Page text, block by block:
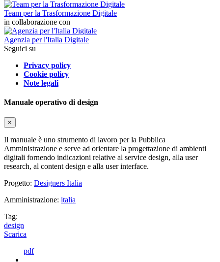
Team per la Trasformazione Digitale
in collaborazione con
Agenzia per l'Italia Digitale
Seguici su
Privacy policy
Cookie policy
Note legali
Manuale operativo di design
×
Il manuale è uno strumento di lavoro per la Pubblica
Amministrazione e serve ad orientare la progettazione di ambienti
digitali fornendo indicazioni relative al service design, alla user
research, al content design e alla user interface.
Progetto: Designers Italia
Amministrazione: italia
Tag:
design
Scarica
pdf